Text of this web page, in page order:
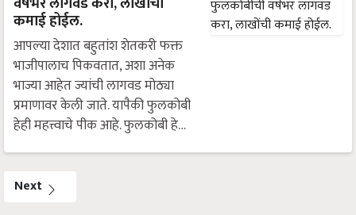
कमाई होईल.
आपल्या देशात बहुतांश शेतकरी फक्त
भाजीपालाच पिकवतात, अशा अनेक
भाज्या आहेत ज्यांची लागवड मोठ्या
प्रमाणावर केली जाते. यापैकी फुलकोबी
हेही महत्त्वाचे पीक आहे. फुलकोबी हे…
Next